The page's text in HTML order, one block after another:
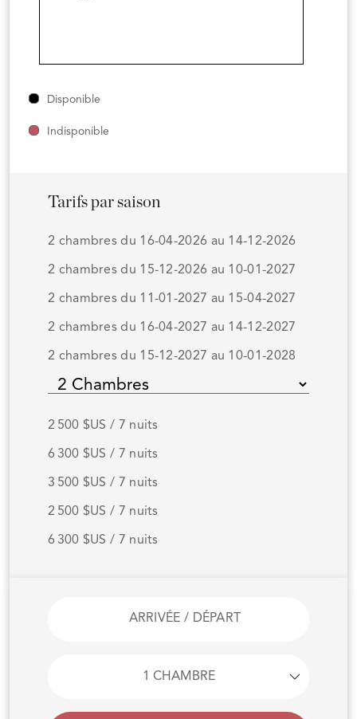
Disponible
Indisponible
Tarifs par saison
2 chambres du 16-04-2026 au 14-12-2026
2 chambres du 15-12-2026 au 10-01-2027
2 chambres du 11-01-2027 au 15-04-2027
2 chambres du 16-04-2027 au 14-12-2027
2 chambres du 15-12-2027 au 10-01-2028
2 500 $US / 7 nuits
6 300 $US / 7 nuits
3 500 $US / 7 nuits
2 500 $US / 7 nuits
6 300 $US / 7 nuits